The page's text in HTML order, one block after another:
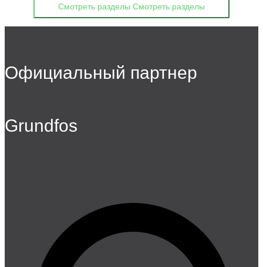
Смотреть разделы Смотреть разделы
Официальный партнер
Grundfos